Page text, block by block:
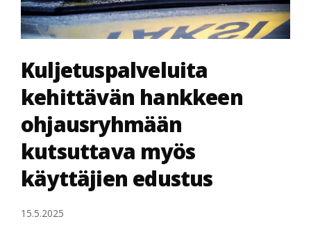
Kuljetuspalveluita
kehittävän hankkeen
ohjausryhmään
kutsuttava myös
käyttäjien edustus
15.5.2025